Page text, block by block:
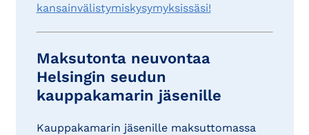
kansainvälistymiskysymyksissäsi!
Maksutonta neuvontaa
Helsingin seudun
kauppakamarin jäsenille
Kauppakamarin jäsenille maksuttomassa